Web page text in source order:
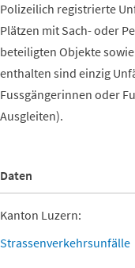
Polizeilich registrierte
Plätzen mit Sach- oder
beteiligten Objekte
enthalten sind einzig
Fussgängerinnen oder
Ausgleiten).
Daten
Kanton Luzern:
Strassenverkehrsunfälle